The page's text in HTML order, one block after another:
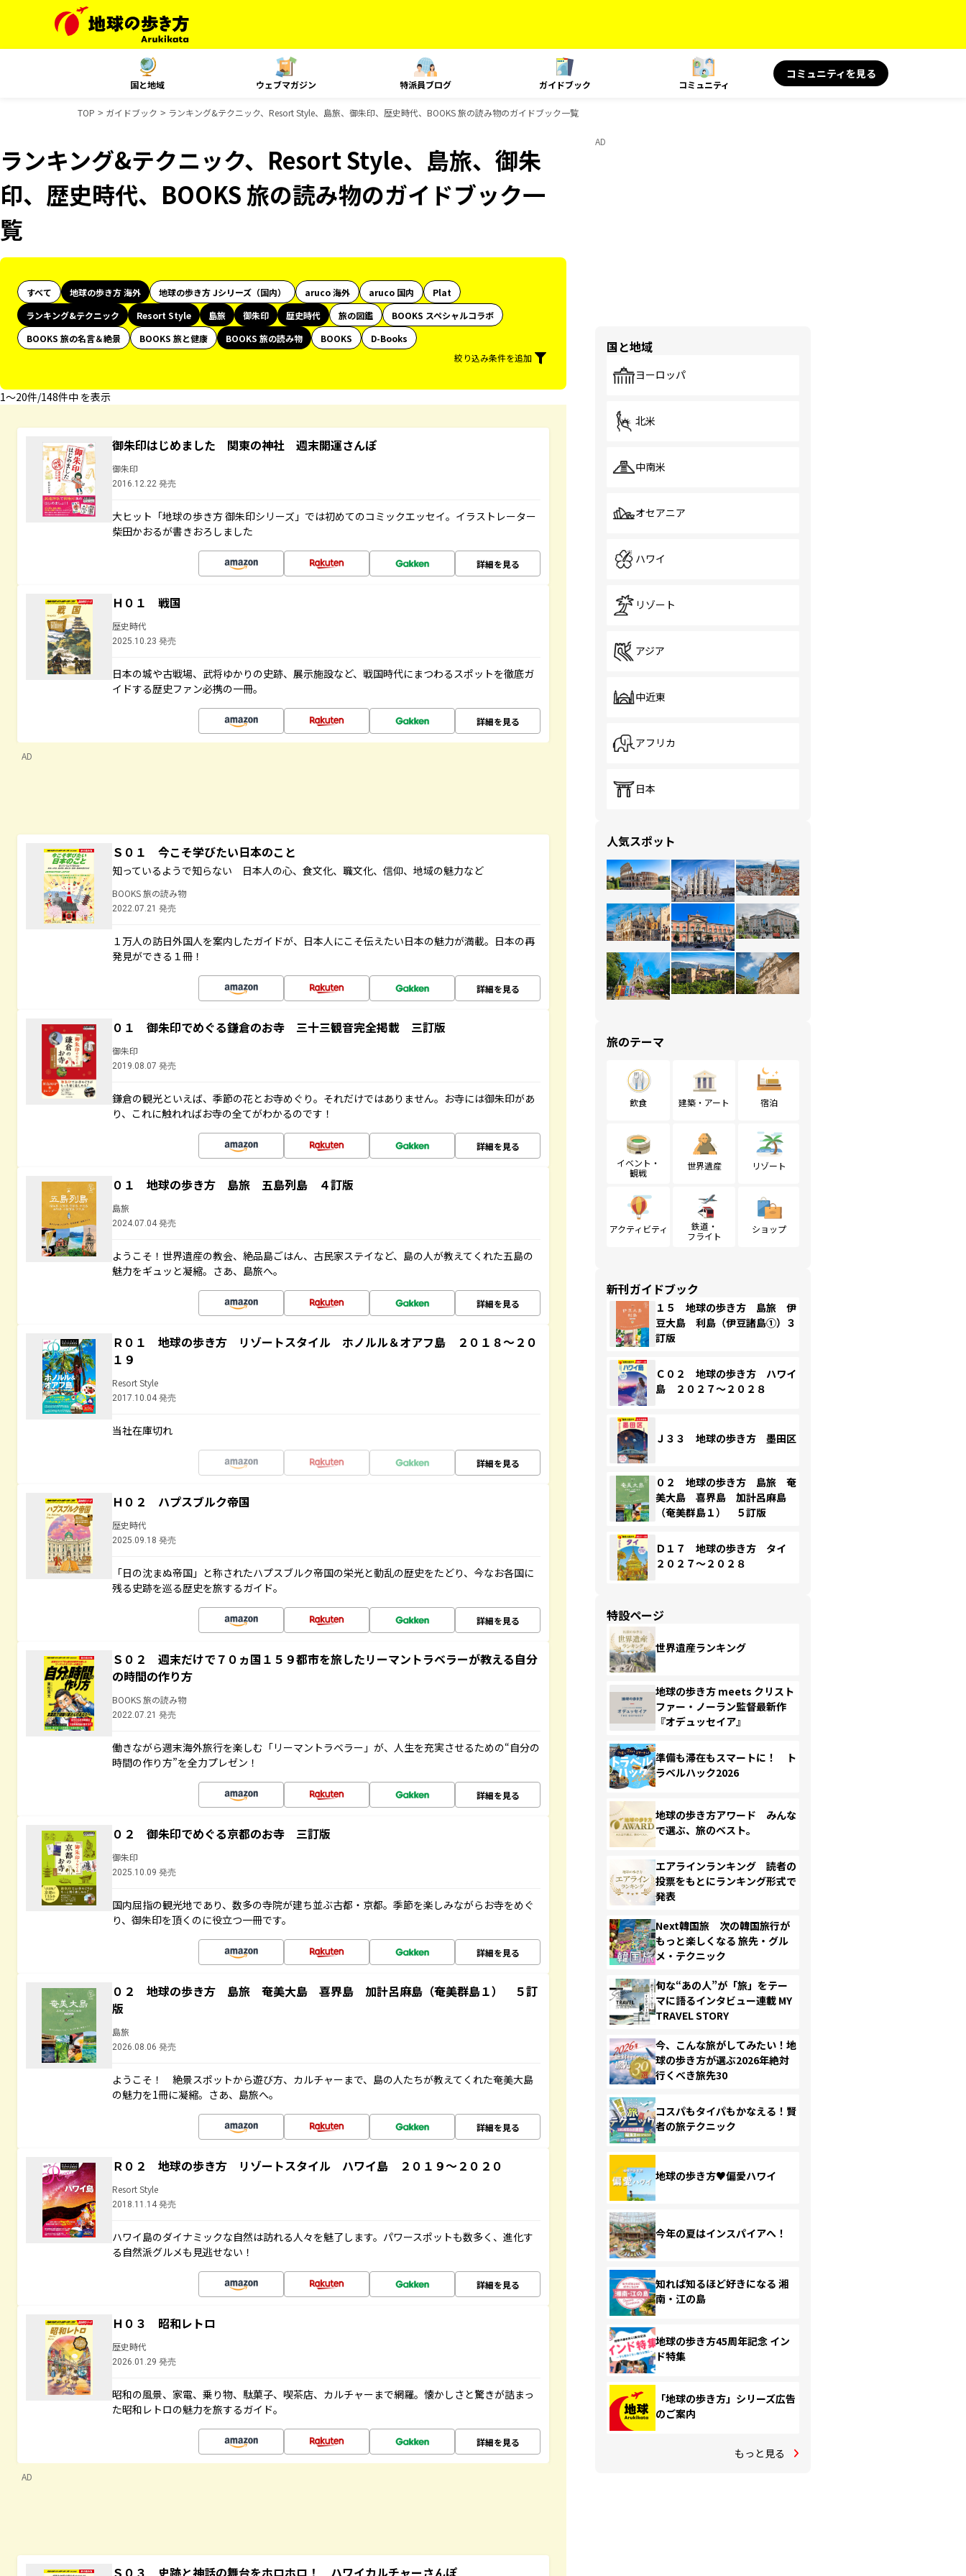
国と地域 ウェブマガジン 特派員ブログ ガイドブック コミュニティ
コミュニティを見る
TOP ガイドブック ランキング&テクニック、Resort Style、島旅、御朱印、歴史時代、BOOKS 旅の読み物のガイドブック一覧
ランキング&テクニック、Resort Style、島旅、御朱
印、歴史時代、BOOKS 旅の読み物のガイドブック一
覧
すべて 地球の歩き方 海外 地球の歩き方 Jシリーズ（国内） aruco 海外 aruco 国内
Plat
ランキング&テクニック
Resort Style 島旅 御朱印 歴史時代 旅の図鑑
BOOKS スペシャルコラボ
BOOKS 旅の名言＆絶景
BOOKS 旅と健康 BOOKS 旅の読み物 BOOKS
D-Books
絞り込み条件を追加
1〜20件/148件中 を表示
御朱印はじめました 関東の神社 週末開運さんぽ
御朱印
2016.12.22 発売
大ヒット「地球の歩き方 御朱印シリーズ」では初めてのコミックエッセイ。イラストレーター
柴田かおるが書きおろしました
詳細を見る
Ｈ０１ 戦国
歴史時代
2025.10.23 発売
日本の城や古戦場、武将ゆかりの史跡、展示施設など、戦国時代にまつわるスポットを徹底ガ
イドする歴史ファン必携の一冊。
詳細を見る
AD
Ｓ０１ 今こそ学びたい日本のこと
知っているようで知らない 日本人の心、食文化、職文化、信仰、地域の魅力など
BOOKS 旅の読み物
2022.07.21 発売
１万人の訪日外国人を案内したガイドが、日本人にこそ伝えたい日本の魅力が満載。日本の再
発見ができる１冊！
詳細を見る
０１ 御朱印でめぐる鎌倉のお寺 三十三観音完全掲載 三訂版
御朱印
2019.08.07 発売
鎌倉の観光といえば、季節の花とお寺めぐり。それだけではありません。お寺には御朱印があ
り、これに触れればお寺の全てがわかるのです！
詳細を見る
０１ 地球の歩き方 島旅 五島列島 ４訂版
島旅
2024.07.04 発売
ようこそ！世界遺産の教会、絶品島ごはん、古民家ステイなど、島の人が教えてくれた五島の
魅力をギュッと凝縮。さあ、島旅へ。
詳細を見る
Ｒ０１ 地球の歩き方 リゾートスタイル ホノルル＆オアフ島 ２０１８～２０
１９
Resort Style
2017.10.04 発売
当社在庫切れ
詳細を見る
Ｈ０２ ハプスブルク帝国
歴史時代
2025.09.18 発売
「日の沈まぬ帝国」と称されたハプスブルク帝国の栄光と動乱の歴史をたどり、今なお各国に
残る史跡を巡る歴史を旅するガイド。
詳細を見る
Ｓ０２ 週末だけで７０ヵ国１５９都市を旅したリーマントラベラーが教える自分
の時間の作り方
BOOKS 旅の読み物
2022.07.21 発売
働きながら週末海外旅行を楽しむ「リーマントラベラー」が、人生を充実させるための“自分の
時間の作り方”を全力プレゼン！
詳細を見る
０２ 御朱印でめぐる京都のお寺 三訂版
御朱印
2025.10.09 発売
国内屈指の観光地であり、数多の寺院が建ち並ぶ古都・京都。季節を楽しみながらお寺をめぐ
り、御朱印を頂くのに役立つ一冊です。
詳細を見る
０２ 地球の歩き方 島旅 奄美大島 喜界島 加計呂麻島（奄美群島１） ５訂
版
島旅
2026.08.06 発売
ようこそ！ 絶景スポットから遊び方、カルチャーまで、島の人たちが教えてくれた奄美大島
の魅力を1冊に凝縮。さあ、島旅へ。
詳細を見る
Ｒ０２ 地球の歩き方 リゾートスタイル ハワイ島 ２０１９～２０２０
Resort Style
2018.11.14 発売
ハワイ島のダイナミックな自然は訪れる人々を魅了します。パワースポットも数多く、進化す
る自然派グルメも見逃せない！
詳細を見る
Ｈ０３ 昭和レトロ
歴史時代
2026.01.29 発売
昭和の風景、家電、乗り物、駄菓子、喫茶店、カルチャーまで網羅。懐かしさと驚きが詰まっ
た昭和レトロの魅力を旅するガイド。
詳細を見る
AD
Ｓ０３ 史跡と神話の舞台をホロホロ！ ハワイカルチャーさんぽ
AD
国と地域
ヨーロッパ
北米
中南米
オセアニア
ハワイ
リゾート
アジア
中近東
アフリカ
日本
人気スポット
旅のテーマ
飲食 建築・アート 宿泊
イベント・
観戦
世界遺産 リゾート
アクティビティ
鉄道・
フライト
ショップ
新刊ガイドブック
１５ 地球の歩き方 島旅 伊
豆大島 利島（伊豆諸島①）３
訂版
Ｃ０２ 地球の歩き方 ハワイ
島 ２０２７～２０２８
Ｊ３３ 地球の歩き方 墨田区
０２ 地球の歩き方 島旅 奄
美大島 喜界島 加計呂麻島
（奄美群島１） ５訂版
Ｄ１７ 地球の歩き方 タイ
２０２７～２０２８
特設ページ
世界遺産ランキング
地球の歩き方 meets クリスト
ファー・ノーラン監督最新作
『オデュッセイア』
準備も滞在もスマートに！ ト
ラベルハック2026
地球の歩き方アワード みんな
で選ぶ、旅のベスト。
エアラインランキング 読者の
投票をもとにランキング形式で
発表
Next韓国旅 次の韓国旅行が
もっと楽しくなる 旅先・グル
メ・テクニック
旬な“あの人”が「旅」をテー
マに語るインタビュー連載 MY
TRAVEL STORY
今、こんな旅がしてみたい！地
球の歩き方が選ぶ2026年絶対
行くべき旅先30
コスパもタイパもかなえる！賢
者の旅テクニック
地球の歩き方♥偏愛ハワイ
今年の夏はインスパイアへ！
知れば知るほど好きになる 湘
南・江の島
地球の歩き方45周年記念 イン
ド特集
「地球の歩き方」シリーズ広告
のご案内
もっと見る